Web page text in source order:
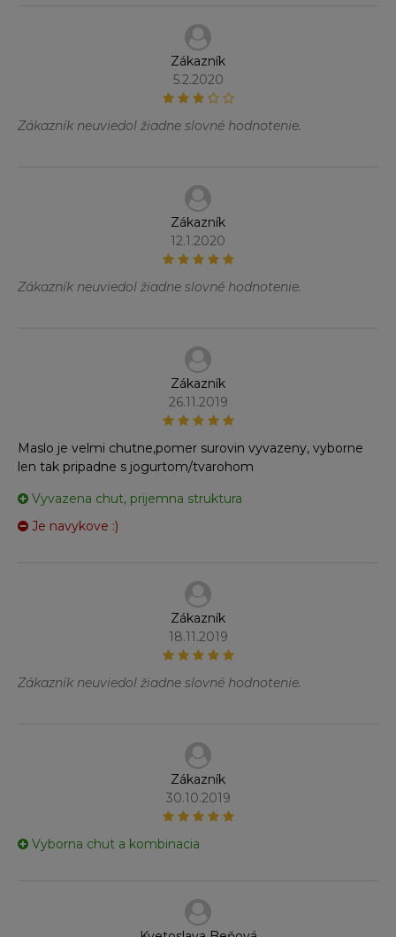
Zákazník
5.2.2020
Zákazník neuviedol žiadne slovné hodnotenie.
Zákazník
12.1.2020
Zákazník neuviedol žiadne slovné hodnotenie.
Zákazník
26.11.2019
Maslo je velmi chutne,pomer surovin vyvazeny, vyborne
len tak pripadne s jogurtom/tvarohom
Vyvazena chut, prijemna struktura
Je navykove :)
Zákazník
18.11.2019
Zákazník neuviedol žiadne slovné hodnotenie.
Zákazník
30.10.2019
Vyborna chut a kombinacia